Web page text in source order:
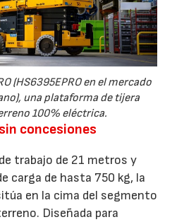
(HS6395EPRO en el mercado
una plataforma de tijera
100% eléctrica.
concesiones
trabajo de 21 metros y
carga de hasta 750 kg, la
en la cima del segmento
Diseñada para